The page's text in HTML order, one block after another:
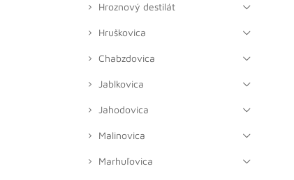
Hroznový destilát
Hruškovica
Chabzdovica
Jablkovica
Jahodovica
Malinovica
Marhuľovica